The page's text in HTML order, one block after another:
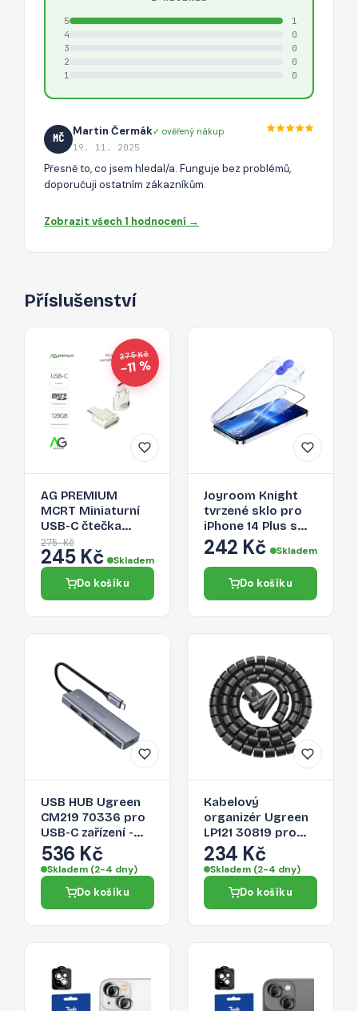
5
1
4
0
3
0
2
0
1
0
MČ
Martin Čermák✓ ověřený nákup
19. 11. 2025
Přesně to, co jsem hledal/a. Funguje bez problémů,
doporučuji ostatním zákazníkům.
Zobrazit všech 1 hodnocení →
Příslušenství
275 Kč
−11 %
AG PREMIUM
MCRT Miniaturní
USB-C čtečka
Micro SD karet,
zlatá
275 Kč
245 Kč Skladem
Do košíku
Joyroom Knight
tvrzené sklo pro
iPhone 14 Plus s
aplikátorem,
průhledné (JR-H11)
242 Kč Skladem
Do košíku
USB HUB Ugreen
CM219 70336 pro
USB-C zařízení -
šedá
536 Kč
Skladem (2-4 dny)
Do košíku
Kabelový
organizér Ugreen
LP121 30819 pro
kabely - černá
234 Kč
Skladem (2-4 dny)
Do košíku